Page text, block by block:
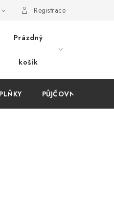
Registrace
Prázdný
košík
PŮJČOVNA